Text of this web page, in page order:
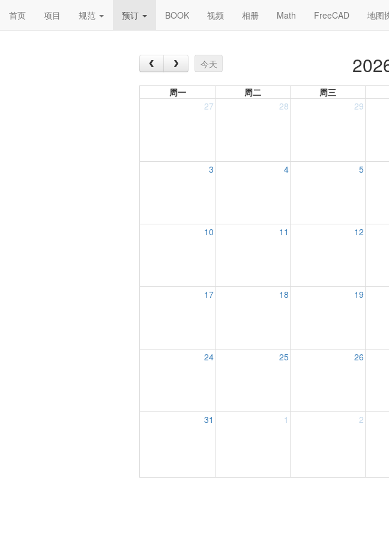
首页 项目 规范 预订 BOOK 视频 相册 Math FreeCAD 地图
今天
周一 周二 周三
27
28 29
3 4 5
10 11 12
17 18 19
24 25 26
31 1 2